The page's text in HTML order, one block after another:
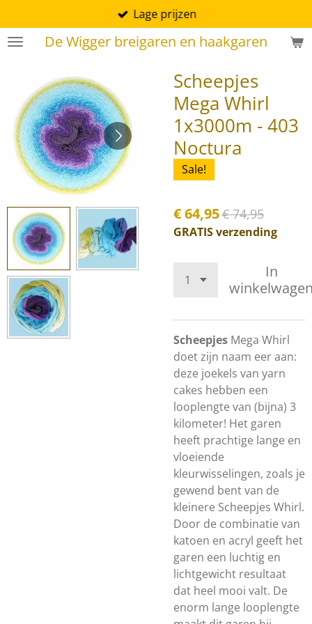
direct
naar
hoofdinhoud
De Wigger breigaren en haakgaren
Lage prijzen
Scheepjes
Mega Whirl
1x3000m - 403
Noctura
Sale!
€ 64,95€ 74,95
GRATIS verzending
In
Scheepjes Mega Whirl
doet zijn naam eer aan:
deze joekels van yarn
cakes hebben een
looplengte van (bijna) 3
kilometer! Het garen
heeft prachtige lange en
vloeiende
kleurwisselingen, zoals je
gewend bent van de
kleinere Scheepjes Whirl.
Door de combinatie van
katoen en acryl geeft het
garen een luchtig en
lichtgewicht resultaat
dat heel mooi valt. De
enorm lange looplengte